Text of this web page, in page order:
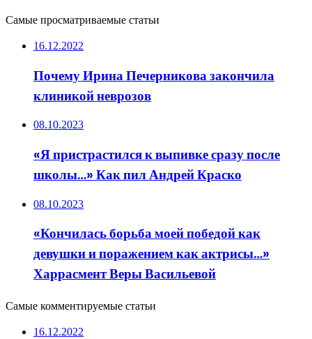
Самые просматриваемые статьи
16.12.2022
Почему Ирина Печерникова закончила
клиникой неврозов
08.10.2023
«Я пристрастился к выпивке сразу после
школы…» Как пил Андрей Краско
08.10.2023
«Кончилась борьба моей победой как
девушки и поражением как актрисы…»
Харрасмент Веры Васильевой
Самые комментируемые статьи
16.12.2022